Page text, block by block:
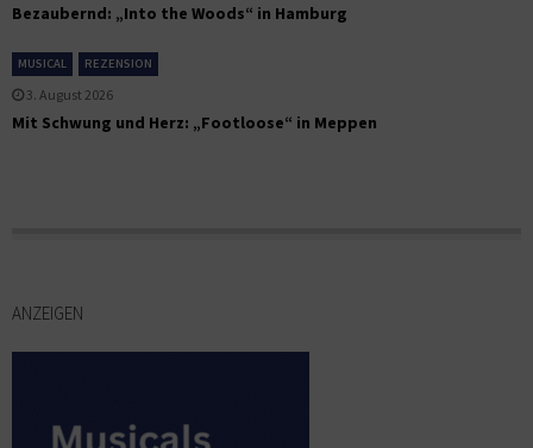
Bezaubernd: „Into the Woods“ in Hamburg
MUSICAL REZENSION
3. August 2026
Mit Schwung und Herz: „Footloose“ in Meppen
ANZEIGEN